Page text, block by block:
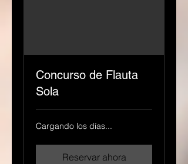
Concurso de Flauta
Sola
Cargando los días...
Reservar ahora